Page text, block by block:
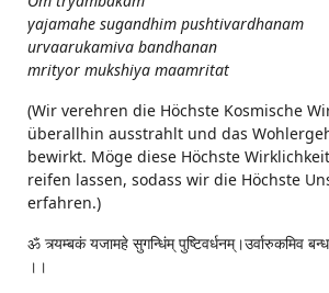
yajamahe sugandhim pushtivardhanam
urvaarukamiva bandhanan
mrityor mukshiya maamritat
(Wir verehren die Höchste Kosmische
überallhin ausstrahlt und das
bewirkt. Möge diese Höchste
reifen lassen, sodass wir die Höchste
erfahren.)
ॐ त्र्यम्बकं यजामहे सुगन्धिंम् पुष्टिवर्धनम्।उर्वारुकमिव
।।